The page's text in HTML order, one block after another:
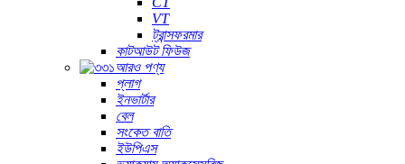
VT
ট্রান্সফরমার
কাটআউট ফিউজ
আরও পণ্য
প্লাগ
ইনভার্টার
বেল
সংকেত বাতি
ইউপিএস